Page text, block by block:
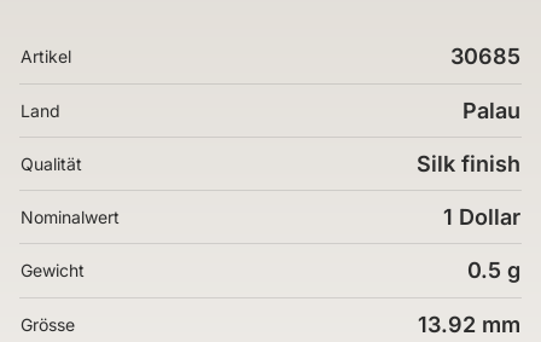
Artikel 30685
Land Palau
Qualität Silk finish
Nominalwert 1 Dollar
Gewicht 0.5 g
Grösse 13.92 mm